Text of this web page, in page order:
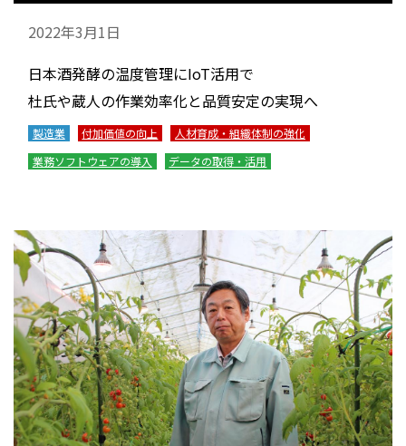
2022年3月1日
日本酒発酵の温度管理にIoT活用で
杜氏や蔵人の作業効率化と品質安定の実現へ
製造業 付加価値の向上
人材育成・組織体制の強化
業務ソフトウェアの導入
データの取得・活用